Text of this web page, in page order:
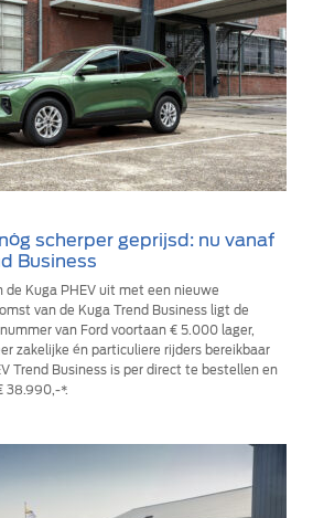
scherper geprijsd: nu vanaf
Business
de Kuga PHEV uit met een nieuwe
van de Kuga Trend Business ligt de
van Ford voortaan € 5.000 lager,
zakelijke én particuliere rijders bereikbaar
Trend Business is per direct te bestellen en
38.990,-*.